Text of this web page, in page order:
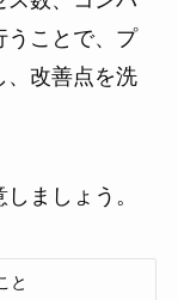
うことで、プ
、改善点を洗
ましょう。
と